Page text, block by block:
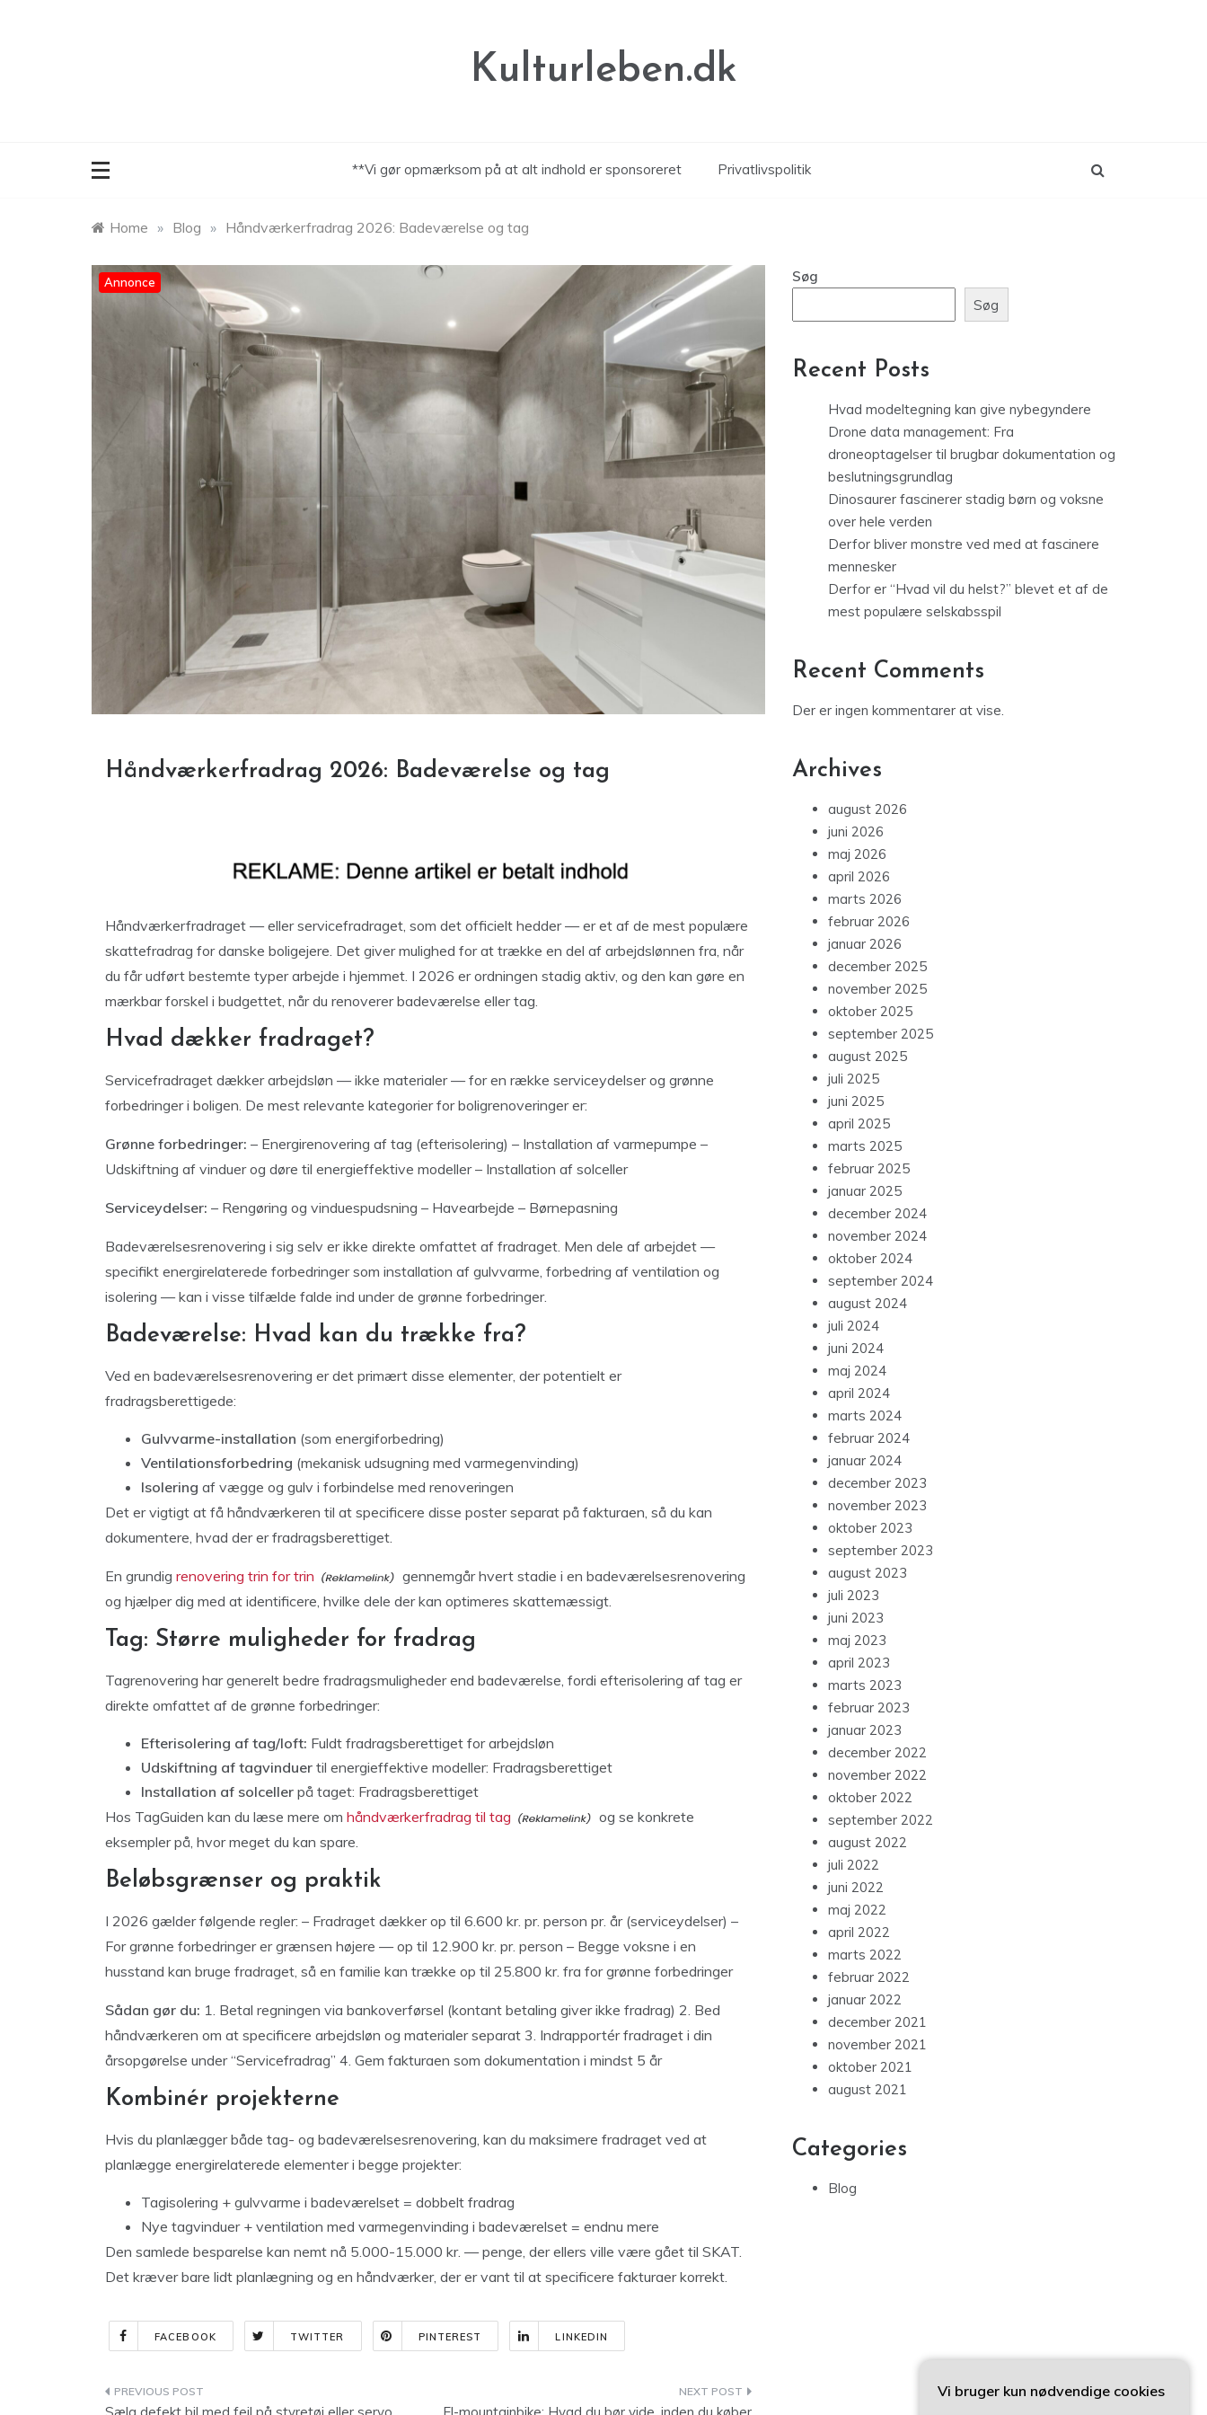
Kulturleben.dk
**Vi gør opmærksom på at alt indhold er sponsoreret Privatlivspolitik
Home » Blog » Håndværkerfradrag 2026: Badeværelse og tag
Annonce
Håndværkerfradrag 2026: Badeværelse og tag
Håndværkerfradraget — eller servicefradraget, som det officielt hedder — er et af de mest populære
skattefradrag for danske boligejere. Det giver mulighed for at trække en del af arbejdslønnen fra, når
du får udført bestemte typer arbejde i hjemmet. I 2026 er ordningen stadig aktiv, og den kan gøre en
mærkbar forskel i budgettet, når du renoverer badeværelse eller tag.
Hvad dækker fradraget?
Servicefradraget dækker arbejdsløn — ikke materialer — for en række serviceydelser og grønne
forbedringer i boligen. De mest relevante kategorier for boligrenoveringer er:
Grønne forbedringer: – Energirenovering af tag (efterisolering) – Installation af varmepumpe –
Udskiftning af vinduer og døre til energieffektive modeller – Installation af solceller
Serviceydelser: – Rengøring og vinduespudsning – Havearbejde – Børnepasning
Badeværelsesrenovering i sig selv er ikke direkte omfattet af fradraget. Men dele af arbejdet —
specifikt energirelaterede forbedringer som installation af gulvvarme, forbedring af ventilation og
isolering — kan i visse tilfælde falde ind under de grønne forbedringer.
Badeværelse: Hvad kan du trække fra?
Ved en badeværelsesrenovering er det primært disse elementer, der potentielt er
fradragsberettigede:
Gulvvarme-installation (som energiforbedring)
Ventilationsforbedring (mekanisk udsugning med varmegenvinding)
Isolering af vægge og gulv i forbindelse med renoveringen
Det er vigtigt at få håndværkeren til at specificere disse poster separat på fakturaen, så du kan
dokumentere, hvad der er fradragsberettiget.
En grundig renovering trin for trin
gennemgår hvert stadie i en badeværelsesrenovering
og hjælper dig med at identificere, hvilke dele der kan optimeres skattemæssigt.
Tag: Større muligheder for fradrag
Tagrenovering har generelt bedre fradragsmuligheder end badeværelse, fordi efterisolering af tag er
direkte omfattet af de grønne forbedringer:
Efterisolering af tag/loft: Fuldt fradragsberettiget for arbejdsløn
Udskiftning af tagvinduer til energieffektive modeller: Fradragsberettiget
Installation af solceller på taget: Fradragsberettiget
Hos TagGuiden kan du læse mere om håndværkerfradrag til tag
og se konkrete
eksempler på, hvor meget du kan spare.
Beløbsgrænser og praktik
I 2026 gælder følgende regler: – Fradraget dækker op til 6.600 kr. pr. person pr. år (serviceydelser) –
For grønne forbedringer er grænsen højere — op til 12.900 kr. pr. person – Begge voksne i en
husstand kan bruge fradraget, så en familie kan trække op til 25.800 kr. fra for grønne forbedringer
Sådan gør du: 1. Betal regningen via bankoverførsel (kontant betaling giver ikke fradrag) 2. Bed
håndværkeren om at specificere arbejdsløn og materialer separat 3. Indrapportér fradraget i din
årsopgørelse under “Servicefradrag” 4. Gem fakturaen som dokumentation i mindst 5 år
Kombinér projekterne
Hvis du planlægger både tag- og badeværelsesrenovering, kan du maksimere fradraget ved at
planlægge energirelaterede elementer i begge projekter:
Tagisolering + gulvvarme i badeværelset = dobbelt fradrag
Nye tagvinduer + ventilation med varmegenvinding i badeværelset = endnu mere
Den samlede besparelse kan nemt nå 5.000-15.000 kr. — penge, der ellers ville være gået til SKAT.
Det kræver bare lidt planlægning og en håndværker, der er vant til at specificere fakturaer korrekt.
FACEBOOK TWITTER PINTEREST LINKEDIN
Indlægsnavigation
Søg
Søg
Recent Posts
Hvad modeltegning kan give nybegyndere
Drone data management: Fra
droneoptagelser til brugbar dokumentation og
beslutningsgrundlag
Dinosaurer fascinerer stadig børn og voksne
over hele verden
Derfor bliver monstre ved med at fascinere
mennesker
Derfor er “Hvad vil du helst?” blevet et af de
mest populære selskabsspil
Recent Comments
Der er ingen kommentarer at vise.
Archives
august 2026
juni 2026
maj 2026
april 2026
marts 2026
februar 2026
januar 2026
december 2025
november 2025
oktober 2025
september 2025
august 2025
juli 2025
juni 2025
april 2025
marts 2025
februar 2025
januar 2025
december 2024
november 2024
oktober 2024
september 2024
august 2024
juli 2024
juni 2024
maj 2024
april 2024
marts 2024
februar 2024
januar 2024
december 2023
november 2023
oktober 2023
september 2023
august 2023
juli 2023
juni 2023
maj 2023
april 2023
marts 2023
februar 2023
januar 2023
december 2022
november 2022
oktober 2022
september 2022
august 2022
juli 2022
juni 2022
maj 2022
april 2022
marts 2022
februar 2022
januar 2022
december 2021
november 2021
oktober 2021
august 2021
Categories
Blog
Vi bruger kun nødvendige cookies